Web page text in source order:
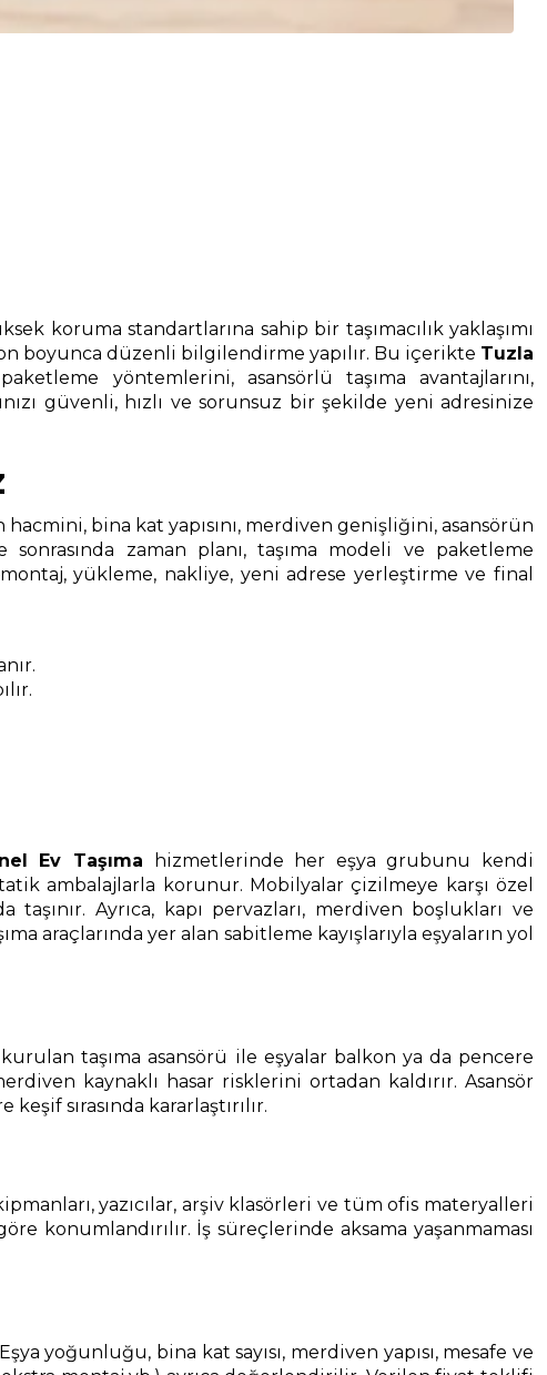
koruma standartlarına sahip bir taşımacılık yaklaşımı
boyunca düzenli bilgilendirme yapılır. Bu içerikte Tuzla
yöntemlerini, asansörlü taşıma avantajlarını,
güvenli, hızlı ve sorunsuz bir şekilde yeni adresinize
hacmini, bina kat yapısını, merdiven genişliğini, asansörün
zaman planı, taşıma modeli ve paketleme
yükleme, nakliye, yeni adrese yerleştirme ve final
Ev Taşıma hizmetlerinde her eşya grubunu kendi
ambalajlarla korunur. Mobilyalar çizilmeye karşı özel
Ayrıca, kapı pervazları, merdiven boşlukları ve
araçlarında yer alan sabitleme kayışlarıyla eşyaların yol
taşıma asansörü ile eşyalar balkon ya da pencere
kaynaklı hasar risklerini ortadan kaldırır. Asansör
sırasında kararlaştırılır.
yazıcılar, arşiv klasörleri ve tüm ofis materyalleri
konumlandırılır. İş süreçlerinde aksama yaşanmaması
yoğunluğu, bina kat sayısı, merdiven yapısı, mesafe ve